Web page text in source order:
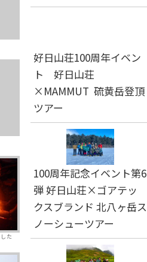
た
好日山荘100周年イベン
ト 好日山荘
×MAMMUT 硫黄岳登頂
ツアー
100周年記念イベント第6
弾 好日山荘×ゴアテッ
クスブランド 北八ヶ岳ス
ノーシューツアー